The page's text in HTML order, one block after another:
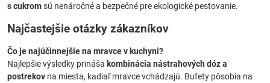
s cukromsú nenáročné a bezpečné pre ekologické pestovanie.
Najčastejšie otázky zákazníkov
Čo je najúčinnejšie na mravce v kuchyni?
Najlepšie výsledky prináša kombinácia nástrahových dóz a
postrekov na miesta, kadiaľ mravce vchádzajú. Bufety pôsobia na